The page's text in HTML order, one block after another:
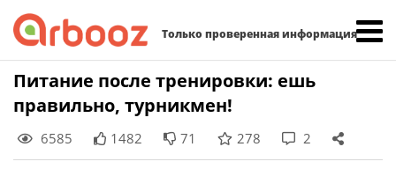
Только проверенная информация
Skip
content
Питание после тренировки: ешь
правильно, турникмен!
6585 1482 71 278 2
Найти: